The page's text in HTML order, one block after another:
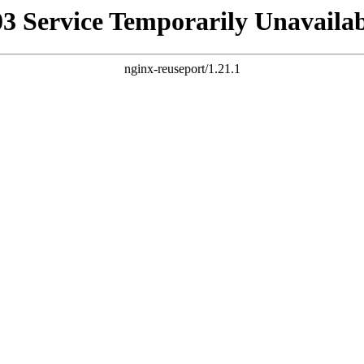
Service Temporarily
nginx-reuseport/1.21.1